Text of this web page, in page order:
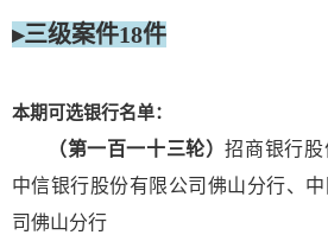
▸三级案件18件
本期可选银行名单：
（第一百一十三轮）招商银行股
中信银行股份有限公司佛山分行、
司佛山分行